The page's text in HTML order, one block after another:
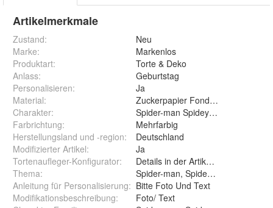
Artikelmerkmale
Zustand:
Neu
Marke:
Markenlos
Produktart:
Torte & Deko
Anlass:
Geburtstag
Personalisieren:
Ja
Material:
Zuckerpapier Fondant
Charakter:
Spider-man Spidey Spiderman
Farbrichtung:
Mehrfarbig
Herstellungsland und -region:
Deutschland
Modifizierter Artikel:
Ja
Tortenaufleger-Konfigurator:
Details in der Artikelbeschreibung
Thema:
Spider-man, Spidey , Spiderman
Anleitung für Personalisierung: Bitte Foto Und Text
Modifikationsbeschreibung:
Foto/ Text